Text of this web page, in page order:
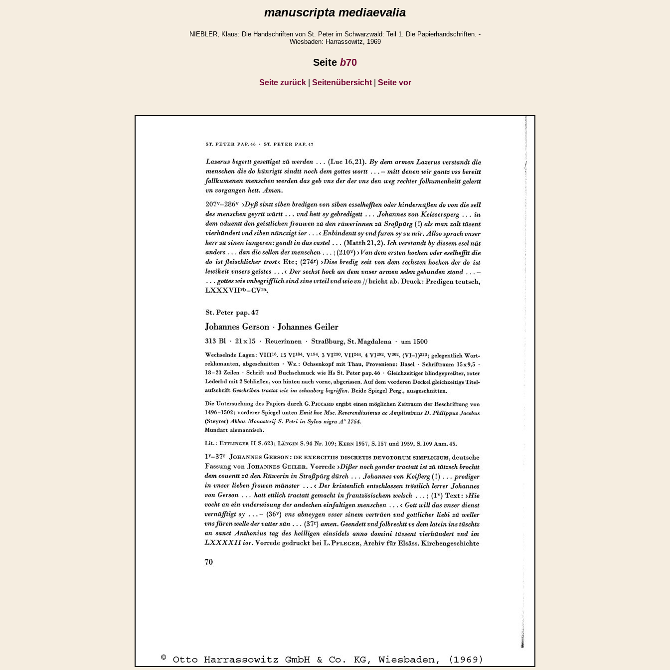
manuscripta mediaevalia
NIEBLER, Klaus: Die Handschriften von St. Peter im Schwarzwald: Teil 1. Die Papierhandschriften. -
Wiesbaden: Harrassowitz, 1969
Seite b70
Seite zurück| Seitenübersicht| Seite vor